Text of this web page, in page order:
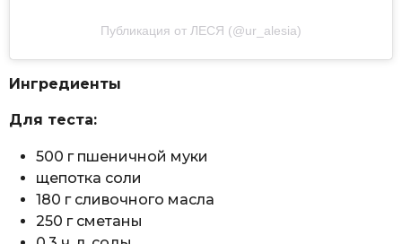
Публикация от ЛЕСЯ (@ur_alesia)
Ингредиенты
Для теста:
500 г пшеничной муки
щепотка соли
180 г сливочного масла
250 г сметаны